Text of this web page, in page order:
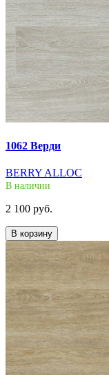
1062 Верди
BERRY ALLOC
В наличии
2 100 руб.
В корзину